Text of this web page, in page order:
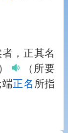
，正其名
（所要
正名 所指